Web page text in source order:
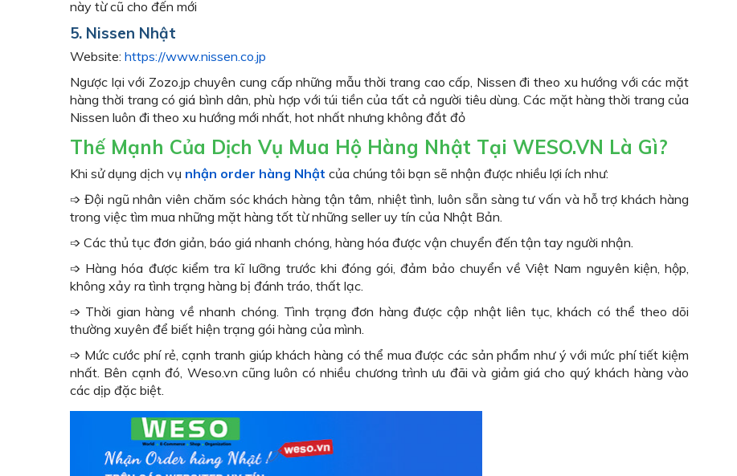
này từ cũ cho đến mới
5. Nissen Nhật
Website: https://www.nissen.co.jp
Ngược lại với Zozo.jp chuyên cung cấp những mẫu thời trang cao cấp, Nissen đi theo xu hướng với các mặt
hàng thời trang có giá bình dân, phù hợp với túi tiền của tất cả người tiêu dùng. Các mặt hàng thời trang của
Nissen luôn đi theo xu hướng mới nhất, hot nhất nhưng không đắt đỏ
Thế Mạnh Của Dịch Vụ Mua Hộ Hàng Nhật Tại WESO.VN Là Gì?
Khi sử dụng dịch vụ nhận order hàng Nhật của chúng tôi bạn sẽ nhận được nhiều lợi ích như:
➩ Đội ngũ nhân viên chăm sóc khách hàng tận tâm, nhiệt tình, luôn sẵn sàng tư vấn và hỗ trợ khách hàng
trong việc tìm mua những mặt hàng tốt từ những seller uy tín của Nhật Bản.
➩ Các thủ tục đơn giản, báo giá nhanh chóng, hàng hóa được vận chuyển đến tận tay người nhận.
➩ Hàng hóa được kiểm tra kĩ lưỡng trước khi đóng gói, đảm bảo chuyển về Việt Nam nguyên kiện, hộp,
không xảy ra tình trạng hàng bị đánh tráo, thất lạc.
➩ Thời gian hàng về nhanh chóng. Tình trạng đơn hàng được cập nhật liên tục, khách có thể theo dõi
thường xuyên để biết hiện trạng gói hàng của mình.
➩ Mức cước phí rẻ, cạnh tranh giúp khách hàng có thể mua được các sản phẩm như ý với mức phí tiết kiệm
nhất. Bên cạnh đó, Weso.vn cũng luôn có nhiều chương trình ưu đãi và giảm giá cho quý khách hàng vào
các dịp đặc biệt.